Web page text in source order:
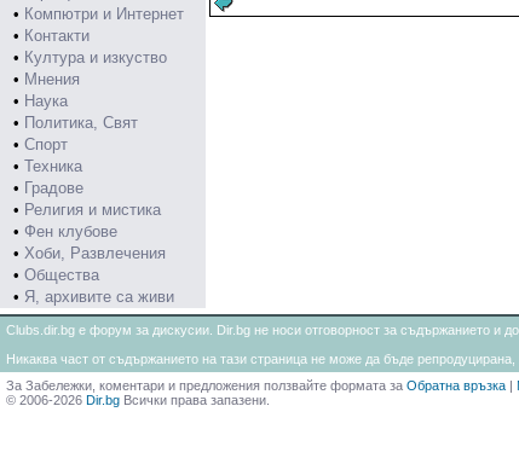
• Компютри и Интернет
• Контакти
• Култура и изкуство
• Мнения
• Наука
• Политика, Свят
• Спорт
• Техника
• Градове
• Религия и мистика
• Фен клубове
• Хоби, Развлечения
• Общества
• Я, архивите са живи
Clubs.dir.bg е форум за дискусии. Dir.bg не носи отговорност за съдържанието и
Никаква част от съдържанието на тази страница не може да бъде
За Забележки, коментари и предложения ползвайте формата за Обратна връзка |
© 2006-2026 Dir.bg Всички права запазени.